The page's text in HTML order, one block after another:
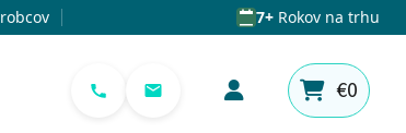
7+Rokov na trhu
NÁKUPNÝ
€0